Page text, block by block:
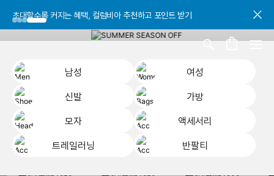
초대할수록 커지는 혜택, 컬럼비아 추천하고 포인트 받기
초대할수록 커지는 혜택, 컬럼비아 추천하고 포인트 받기
초대할수록 커지는 혜택, 컬럼비아 추천하고 포인트 받기
남성
여성
신발
가방
모자
액세서리
트레일러닝
반팔티
START YOUR